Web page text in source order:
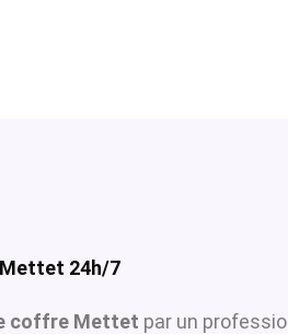
24h/7
coffre Mettet par un